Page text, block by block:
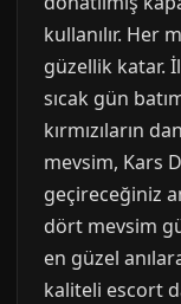
kullanılır. Her
güzellik katar.
sıcak gün
kırmızıların
mevsim, Kars
geçireceğiniz
dört mevsim
en güzel
kaliteli escort